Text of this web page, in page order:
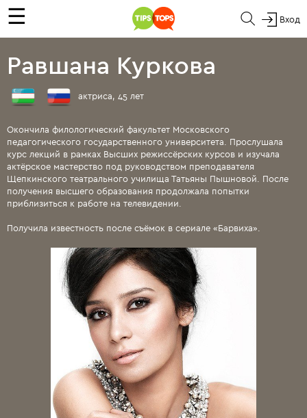
☰ Вход
Равшана Куркова
актриса, 45 лет
Окончила филологический факультет Московского
педагогического государственного университета. Прослушала
курс лекций в рамках Высших режиссёрских курсов и изучала
актёрское мастерство под руководством преподавателя
Щепкинского театрального училища Татьяны Пышновой. После
получения высшего образования продолжала попытки
приблизиться к работе на телевидении.
Получила известность после съёмок в сериале «Барвиха».